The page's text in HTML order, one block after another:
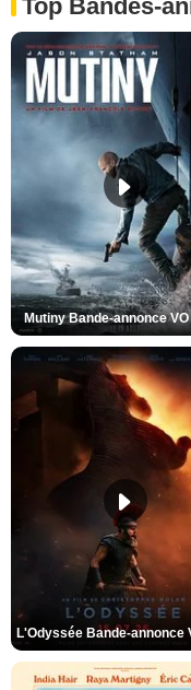
Top Bandes-
Mutiny Bande-annonce VO